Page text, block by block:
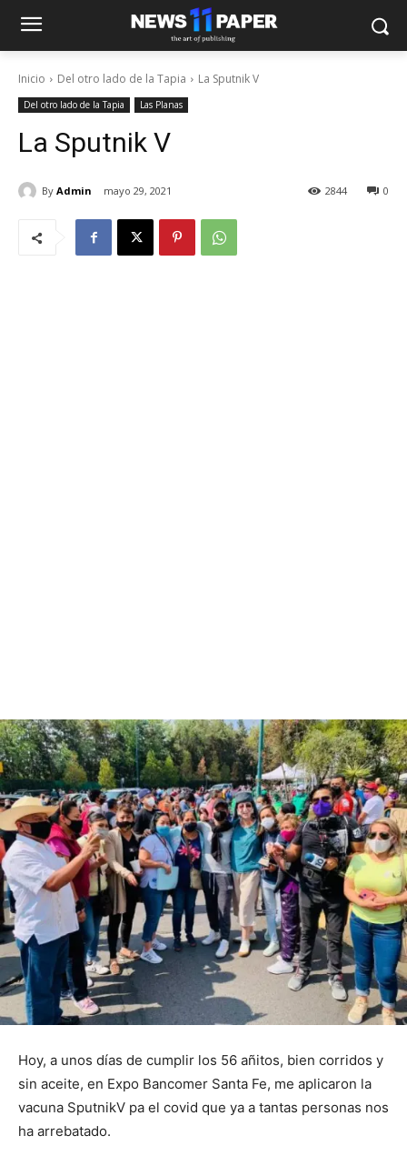
Inicio Del otro lado de la Tapia La Sputnik V
Del otro lado de la Tapia Las Planas
La Sputnik V
By Admin mayo 29, 2021 0
2844
Hoy, a unos días de cumplir los 56 añitos, bien corridos y
sin aceite, en Expo Bancomer Santa Fe, me aplicaron la
vacuna SputnikV pa el covid que ya a tantas personas nos
ha arrebatado.